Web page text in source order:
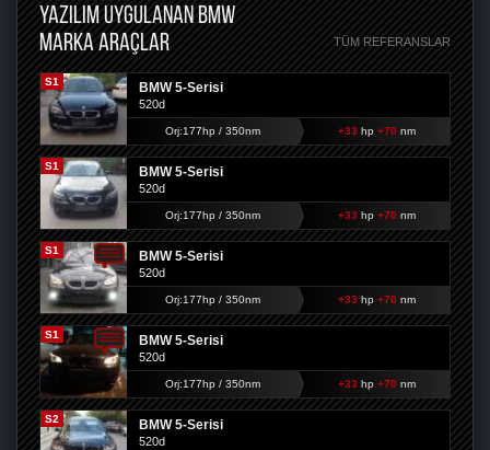
YAZILIM UYGULANAN BMW
MARKA ARAÇLAR
TÜM REFERANSLAR
S1 BMW 5-Serisi
520d
Orj:177hp / 350nm +33 hp +70 nm
S1 BMW 5-Serisi
520d
Orj:177hp / 350nm +33 hp +70 nm
S1 BMW 5-Serisi
520d
Orj:177hp / 350nm +33 hp +70 nm
S1 BMW 5-Serisi
520d
Orj:177hp / 350nm +33 hp +70 nm
S2 BMW 5-Serisi
520d